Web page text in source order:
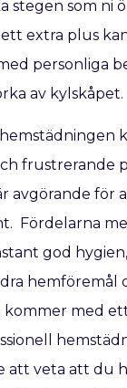
stegen som ni
ett extra plus
personliga
av kylskåpet.
frustrerande
avgörande för
Fördelarna
god
hemföremål
kommer med
att veta att du